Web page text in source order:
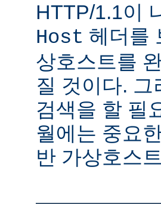
HTTP/1.1이
Host 헤더를
상호스트를
질 것이다.
검색을 할 필
월에는 중요
반 가상호스